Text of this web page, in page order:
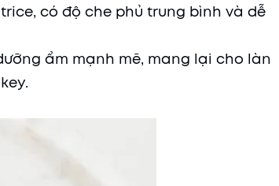
có độ che phủ trung bình và dễ
ẩm mạnh mẽ, mang lại cho làn